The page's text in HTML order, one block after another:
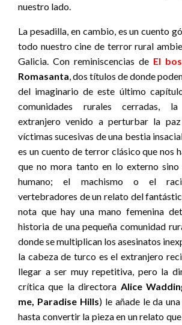
nuestro lado.
La pesadilla, en cambio, es un cuento
todo nuestro cine de terror rural
Galicia. Con reminiscencias de El
Romasanta, dos títulos de donde
del imaginario de este último
comunidades rurales cerradas,
extranjero venido a perturbar la
víctimas sucesivas de una bestia
es un cuento de terror clásico que nos
que no mora tanto en lo externo
humano; el machismo o el
vertebradores de un relato del
nota que hay una mano femenina
historia de una pequeña comunidad
donde se multiplican los asesinatos
la cabeza de turco es el extranjero
llegar a ser muy repetitiva, pero la
crítica que la directora Alice
me, Paradise Hills) le añade le da
hasta convertir la pieza en un relato